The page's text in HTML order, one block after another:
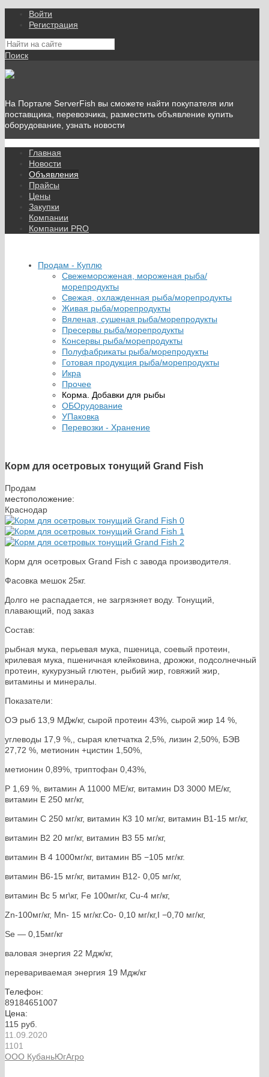
Войти
Регистрация
Поиск
На Портале ServerFish вы сможете найти покупателя или
поставщика, перевозчика, разместить объявление купить
оборудование, узнать новости
Главная
Новости
Объявления
Прайсы
Цены
Закупки
Компании
Компании PRO
Продам - Куплю
Свежемороженая, мороженая рыба/
морепродукты
Свежая, охлажденная рыба/морепродукты
Живая рыба/морепродукты
Вяленая, сушеная рыба/морепродукты
Пресервы рыба/морепродукты
Консервы рыба/морепродукты
Полуфабрикаты рыба/морепродукты
Готовая продукция рыба/морепродукты
Икра
Прочее
Корма. Добавки для рыбы
ОБОрудование
УПаковка
Перевозки - Хранение
Корм для осетровых тонущий Grand Fish
Продам
местоположение:
Краснодар
Корм для осетровых Grand Fish с завода производителя.
Фасовка мешок 25кг.
Долго не распадается, не загрязняет воду. Тонущий,
плавающий, под заказ
Состав:
рыбная мука, перьевая мука, пшеница, соевый протеин,
крилевая мука, пшеничная клейковина, дрожжи, подсолнечный
протеин, кукурузный глютен, рыбий жир, говяжий жир,
витамины и минералы.
Показатели:
ОЭ рыб 13,9 МДж/кг, сырой протеин 43%, сырой жир 14 %,
углеводы 17,9 %,, сырая клетчатка 2,5%, лизин 2,50%, БЭВ
27,72 %, метионин +цистин 1,50%,
метионин 0,89%, триптофан 0,43%,
Р 1,69 %, витамин А 11000 МЕ/кг, витамин D3 3000 МЕ/кг,
витамин Е 250 мг/кг,
витамин С 250 мг/кг, витамин К3 10 мг/кг, витамин В1-15 мг/кг,
витамин В2 20 мг/кг, витамин В3 55 мг/кг,
витамин В 4 1000мг/кг, витамин В5 −105 мг/кг.
витамин В6-15 мг/кг, витамин В12- 0,05 мг/кг,
витамин Вс 5 мг\кг, Fe 100мг/кг, Cu-4 мг/кг,
Zn-100мг/кг, Mn- 15 мг/кг.Co- 0,10 мг/кг,I −0,70 мг/кг,
Se — 0,15мг/кг
валовая энергия 22 Мдж/кг,
перевариваемая энергия 19 Мдж/кг
Телефон:
89184651007
Цена:
115 руб.
11.09.2020
1101
ООО КубаньЮгАгро